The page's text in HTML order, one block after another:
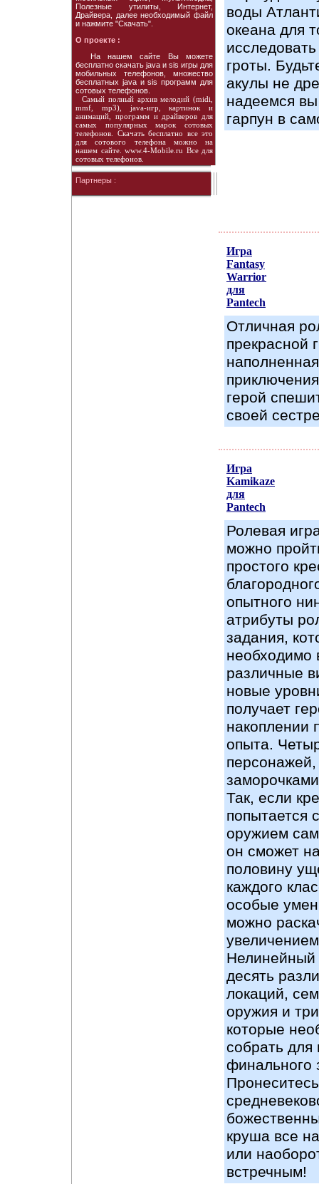
Полезные утилиты, Интернет,
Драйвера, далее необходимый файл
и нажмите "Скачать".
О проекте :
На нашем сайте Вы можете
бесплатно скачать java и sis игры для
мобильных телефонов, множество
бесплатных java и sis программ для
сотовых телефонов.
Самый полный архив мелодий (midi,
mmf, mp3), java-игр, картинок и
анимаций, программ и драйверов для
самых популярных марок сотовых
телефонов. Скачать бесплатно все это
для сотового телефона можно на
нашем сайте. www.4-Mobile.ru Все для
сотовых телефонов.
Партнеры :
воды
океана для
гроты.
акулы не
надеемся
гарпун в
Игра
Fantasy
Warrior
для
Pantech
Отличная
прекрасной
герой
своей
Игра
Kamikaze
для
Pantech
Ролевая
можно
простого
опытного
атрибуты
задания,
необходимо
различные
новые
получает
накоплении
опыта.
Так, если
попытается
оружием
он сможет
половину
каждого
особые
можно
Нелинейный
десять
локаций,
оружия и
которые
собрать
финального
круша все
или
встречным!